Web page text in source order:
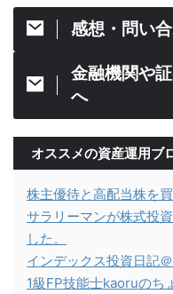
感想・問い
金融機関や
へ
オススメの資産運用ブ
株主優待と高配当株を
サラリーマンが株式投
した。
インデックス投資日記
1級FP技能士kaoruのち